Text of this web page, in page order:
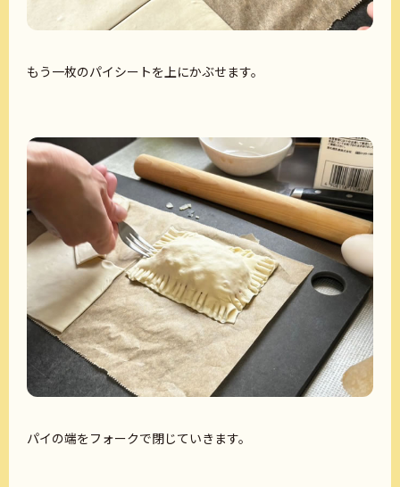
もう一枚のパイシートを上にかぶせます。
パイの端をフォークで閉じていきます。